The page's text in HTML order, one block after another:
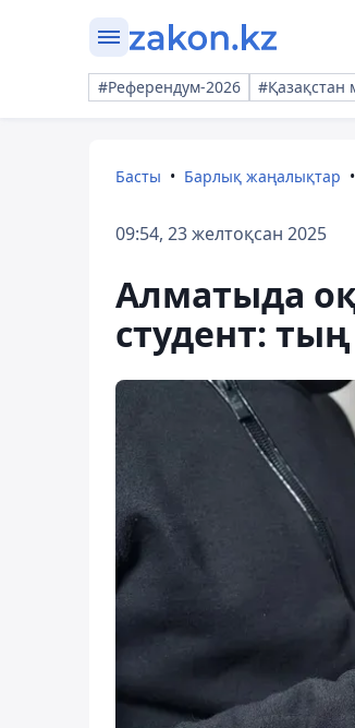
#Референдум-2026
Басты Барлық жаңалықтар
09:54, 23 желтоқсан 2025
Алматыда
студент: